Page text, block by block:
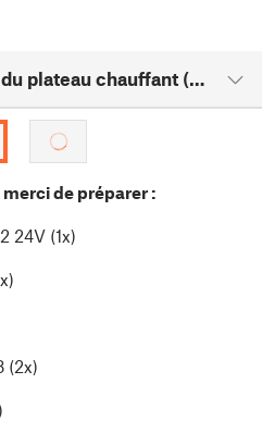
1. Assemblage du câble du plateau chauffant (partie 1)
de préparer :
24V (1x)
(2x)